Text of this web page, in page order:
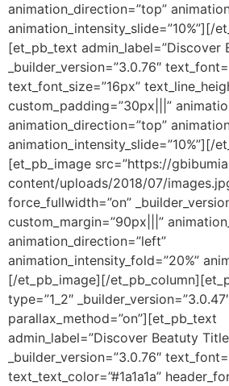
animation_direction=”top”
animation_intensity_slide=”10%”][/
[et_pb_text admin_label=”Discover
_builder_version=”3.0.76″
text_font_size=”16px”
custom_padding=”30px|||”
animation_direction=”top”
animation_intensity_slide=”10%”][/
[et_pb_image src=”https://
content/uploads/2018/07/
force_fullwidth=”on”
custom_margin=”90px|||”
animation_direction=”left”
animation_intensity_fold=”20%”
[/et_pb_image][/
type=”1_2″
parallax_method=”on”][et_pb_text
admin_label=”Discover Beatuty
_builder_version=”3.0.76″
text_text_color=”#1a1a1a”